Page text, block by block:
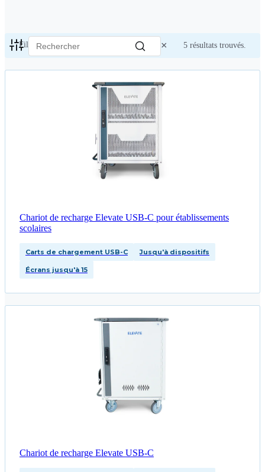
Filtres actifs:Carts de chargement USB-C × 5 résultats trouvés.
Chariot de recharge Elevate USB-C pour établissements
scolaires
Carts de chargement USB-C Jusqu'à dispositifs
Écrans jusqu'à 15
Chariot de recharge Elevate USB-C